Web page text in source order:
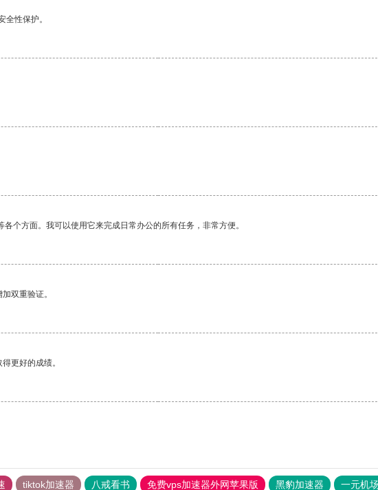
性保护。
个方面。我可以使用它来完成日常办公的所有任务，非常方便。
双重验证。
更好的成绩。
tiktok加速器 八戒看书 免费vps加速器外网苹果版 黑豹加速器 一元机场